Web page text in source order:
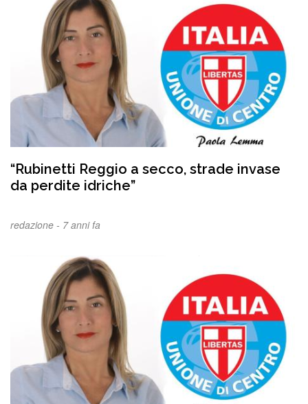
“Rubinetti Reggio a secco, strade invase
da perdite idriche”
redazione - 7 anni fa